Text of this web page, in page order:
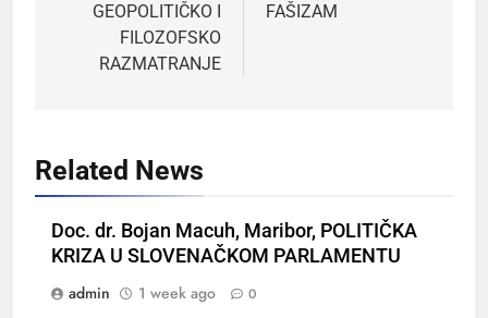
GEOPOLITIČKO I
FILOZOFSKO
RAZMATRANJE
FAŠIZAM
Related News
Doc. dr. Bojan Macuh, Maribor, POLITIČKA
KRIZA U SLOVENAČKOM PARLAMENTU
admin
1 week ago 0